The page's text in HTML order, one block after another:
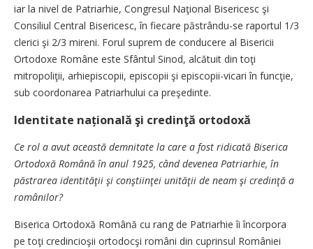
iar la nivel de Patriarhie, Congresul Naţional Bisericesc şi
Consiliul Central Bisericesc, în fiecare păstrându-se raportul 1/3
clerici şi 2/3 mireni. Forul suprem de conducere al Bisericii
Ortodoxe Române este Sfântul Sinod, alcătuit din toţi
mitropoliţii, arhiepiscopii, episcopii şi episcopii-vicari în funcţie,
sub coordonarea Patriarhului ca preşedinte.
Identitate națională şi credinţă ortodoxă
Ce rol a avut această demnitate la care a fost ridicată Biserica
Ortodoxă Română în anul 1925, când devenea Patriarhie, în
păstrarea identităţii şi conştiinţei unităţii de neam şi credinţă a
românilor?
Biserica Ortodoxă Română cu rang de Patriarhie îi încorpora
pe toţi credincioşii ortodocşi români din cuprinsul României